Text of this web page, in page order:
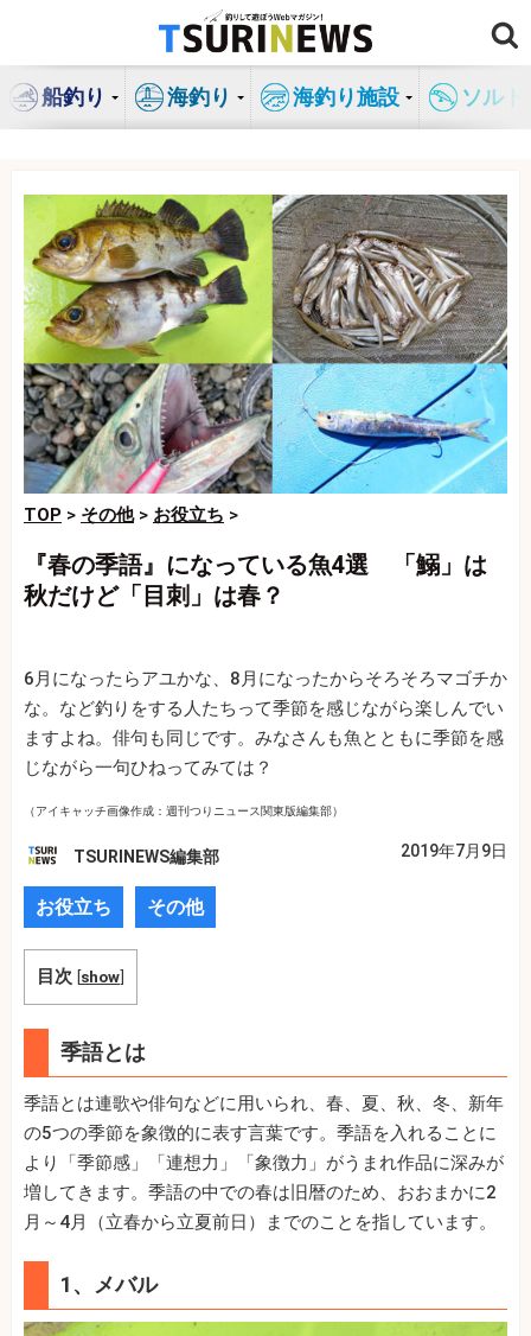
ン
船釣り 海釣り 海釣り施設 ソル
TOP > その他> お役立ち >
『春の季語』になっている魚4選 「鰯」は
秋だけど「目刺」は春？
6月になったらアユかな、8月になったからそろそろマゴチか
な。など釣りをする人たちって季節を感じながら楽しんでい
ますよね。俳句も同じです。みなさんも魚とともに季節を感
じながら一句ひねってみては？
（アイキャッチ画像作成：週刊つりニュース関東版編集部）
TSURINEWS編集部 2019年7月9日
お役立ち その他
目次 [show]
季語とは
季語とは連歌や俳句などに用いられ、春、夏、秋、冬、新年
の5つの季節を象徴的に表す言葉です。季語を入れることに
より「季節感」「連想力」「象徴力」がうまれ作品に深みが
増してきます。季語の中での春は旧暦のため、おおまかに2
月～4月（立春から立夏前日）までのことを指しています。
1、メバル